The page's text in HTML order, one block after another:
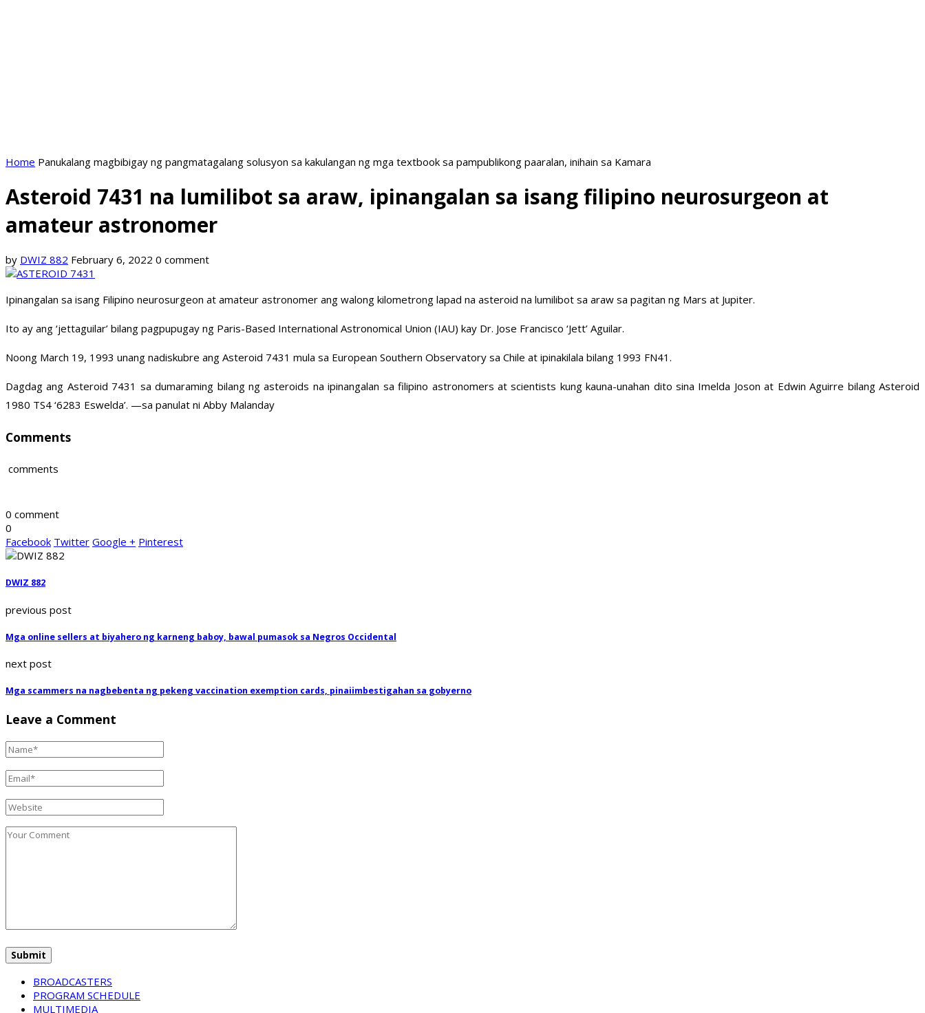
Home Panukalang magbibigay ng pangmatagalang solusyon sa kakulangan ng mga textbook sa pampublikong paaralan, inihain sa Kamara
Asteroid 7431 na lumilibot sa araw, ipinangalan sa isang filipino neurosurgeon at
amateur astronomer
by DWIZ 882 February 6, 2022 0 comment
Ipinangalan sa isang Filipino neurosurgeon at amateur astronomer ang walong kilometrong lapad na asteroid na lumilibot sa araw sa pagitan ng Mars at Jupiter.
Ito ay ang ‘jettaguilar’ bilang pagpupugay ng Paris-Based International Astronomical Union (IAU) kay Dr. Jose Francisco ‘Jett’ Aguilar.
Noong March 19, 1993 unang nadiskubre ang Asteroid 7431 mula sa European Southern Observatory sa Chile at ipinakilala bilang 1993 FN41.
Dagdag ang Asteroid 7431 sa dumaraming bilang ng asteroids na ipinangalan sa filipino astronomers at scientists kung kauna-unahan dito sina Imelda Joson at Edwin Aguirre bilang Asteroid
1980 TS4 ‘6283 Eswelda’. —sa panulat ni Abby Malanday
Comments
comments
0 comment
0
Facebook Twitter Google + Pinterest
DWIZ 882
previous post
Mga online sellers at biyahero ng karneng baboy, bawal pumasok sa Negros Occidental
next post
Mga scammers na nagbebenta ng pekeng vaccination exemption cards, pinaiimbestigahan sa gobyerno
Leave a Comment
BROADCASTERS
PROGRAM SCHEDULE
MULTIMEDIA